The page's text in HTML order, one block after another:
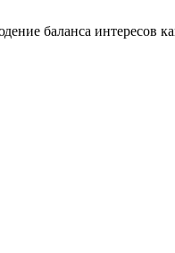
баланса интересов